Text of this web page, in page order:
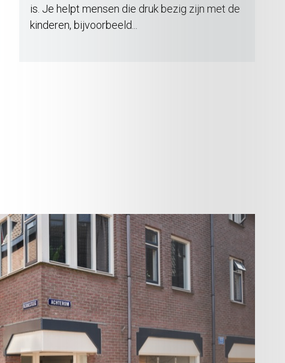
is. Je helpt mensen die druk bezig zijn met de
kinderen, bijvoorbeeld...